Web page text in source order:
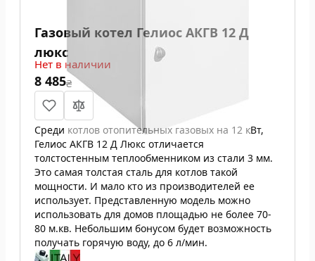
Газовый котел Гелиос АКГВ 12 Д
люкс
Нет в наличии
8 485₴
Среди котлов отопительных газовых на 12 кВт,
Гелиос АКГВ 12 Д Люкс отличается
толстостенным теплообменником из стали 3 мм.
Это самая толстая сталь для котлов такой
мощности. И мало кто из производителей ее
использует. Представленную модель можно
использовать для домов площадью не более 70-
80 м.кв. Небольшим бонусом будет возможность
получать горячую воду, до 6 л/мин.